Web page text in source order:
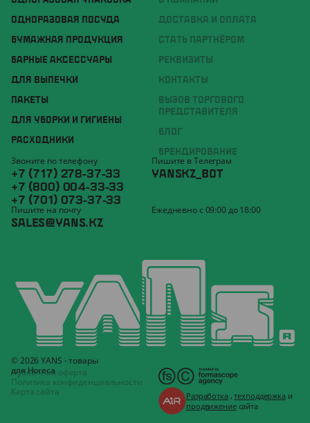
ОДНОРАЗОВАЯ ПОСУДА
БУМАЖНАЯ ПРОДУКЦИЯ
БАРНЫЕ АКСЕССУАРЫ
ДЛЯ ВЫПЕЧКИ
ПАКЕТЫ
ДЛЯ УБОРКИ И ГИГИЕНЫ
РАСХОДНИКИ
ДОСТАВКА И ОПЛАТА
СТАТЬ ПАРТНЁРОМ
РЕКВИЗИТЫ
КОНТАКТЫ
ВЫЗОВ ТОРГОВОГО
ПРЕДСТАВИТЕЛЯ
БЛОГ
БРЕНДИРОВАНИЕ
Звоните по телефону
+7 (717) 278-37-33
+7 (800) 004-33-33
+7 (701) 073-37-33
Пишите в Телеграм
YANSKZ_BOT
Пишите на почту
SALES@YANS.KZ
Ежедневно с 09:00 до 18:00
© 2026 YANS - товары
для Horeca
Публичная оферта
Политика конфиденциальности
Карта сайта
Разработка,техподдержка и
продвижениесайта